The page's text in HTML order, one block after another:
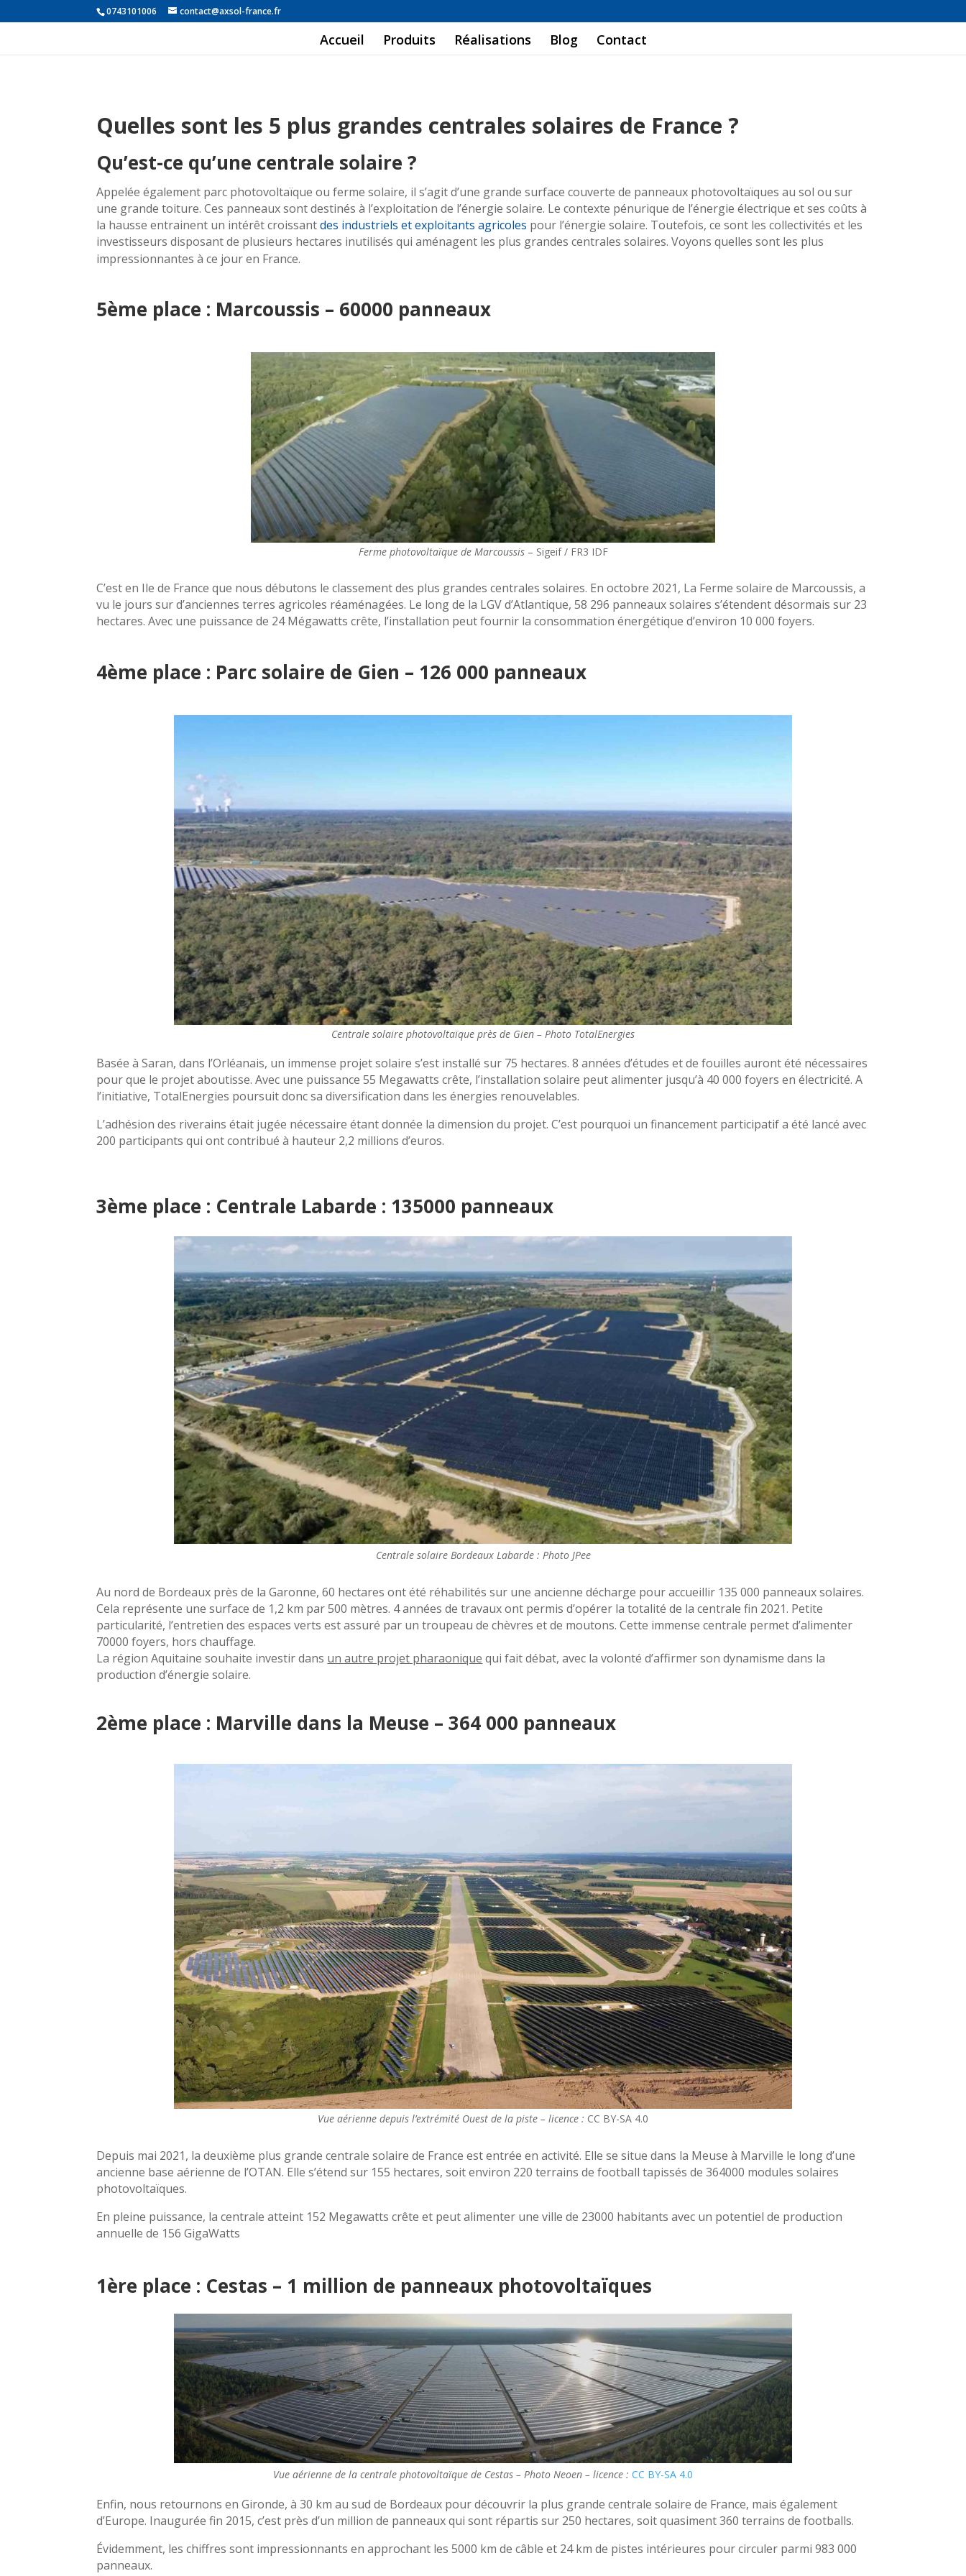
0743101006 contact@axsol-france.fr
Accueil Produits Réalisations Blog Contact
Quelles sont les 5 plus grandes centrales solaires de France ?
Qu’est-ce qu’une centrale solaire ?
Appelée également parc photovoltaïque ou ferme solaire, il s’agit d’une grande surface couverte de panneaux photovoltaïques au sol ou sur
une grande toiture. Ces panneaux sont destinés à l’exploitation de l’énergie solaire. Le contexte pénurique de l’énergie électrique et ses coûts à
la hausse entrainent un intérêt croissantdes industriels et exploitants agricoles pour l’énergie solaire. Toutefois, ce sont les collectivités et les
investisseurs disposant de plusieurs hectares inutilisés qui aménagent les plus grandes centrales solaires. Voyons quelles sont les plus
impressionnantes à ce jour en France.
5ème place : Marcoussis – 60000 panneaux
Ferme photovoltaïque de Marcoussis– Sigeif / FR3 IDF
C’est en Ile de France que nous débutons le classement des plus grandes centrales solaires. En octobre 2021, La Ferme solaire de Marcoussis, a
vu le jours sur d’anciennes terres agricoles réaménagées. Le long de la LGV d’Atlantique, 58 296 panneaux solaires s’étendent désormais sur 23
hectares. Avec une puissance de 24 Mégawatts crête, l’installation peut fournir la consommation énergétique d’environ 10 000 foyers.
4ème place : Parc solaire de Gien – 126 000 panneaux
Centrale solaire photovoltaïque près de Gien – Photo TotalEnergies
Basée à Saran, dans l’Orléanais, un immense projet solaire s’est installé sur 75 hectares. 8 années d’études et de fouilles auront été nécessaires
pour que le projet aboutisse. Avec une puissance 55 Megawatts crête, l’installation solaire peut alimenter jusqu’à 40 000 foyers en électricité. A
l’initiative, TotalEnergies poursuit donc sa diversification dans les énergies renouvelables.
L’adhésion des riverains était jugée nécessaire étant donnée la dimension du projet. C’est pourquoi un financement participatif a été lancé avec
200 participants qui ont contribué à hauteur 2,2 millions d’euros.
3ème place : Centrale Labarde : 135000 panneaux
Centrale solaire Bordeaux Labarde : Photo JPee
Au nord de Bordeaux près de la Garonne, 60 hectares ont été réhabilités sur une ancienne décharge pour accueillir 135 000 panneaux solaires.
Cela représente une surface de 1,2 km par 500 mètres. 4 années de travaux ont permis d’opérer la totalité de la centrale fin 2021. Petite
particularité, l’entretien des espaces verts est assuré par un troupeau de chèvres et de moutons. Cette immense centrale permet d’alimenter
70000 foyers, hors chauffage.
La région Aquitaine souhaite investir dans un autre projet pharaonique qui fait débat, avec la volonté d’affirmer son dynamisme dans la
production d’énergie solaire.
2ème place : Marville dans la Meuse – 364 000 panneaux
Vue aérienne depuis l’extrémité Ouest de la piste – licence : CC BY-SA 4.0
Depuis mai 2021, la deuxième plus grande centrale solaire de France est entrée en activité. Elle se situe dans la Meuse à Marville le long d’une
ancienne base aérienne de l’OTAN. Elle s’étend sur 155 hectares, soit environ 220 terrains de football tapissés de 364000 modules solaires
photovoltaïques.
En pleine puissance, la centrale atteint 152 Megawatts crête et peut alimenter une ville de 23000 habitants avec un potentiel de production
annuelle de 156 GigaWatts
1ère place : Cestas – 1 million de panneaux photovoltaïques
Vue aérienne de la centrale photovoltaïque de Cestas – Photo Neoen – licence : CC BY-SA 4.0
Enfin, nous retournons en Gironde, à 30 km au sud de Bordeaux pour découvrir la plus grande centrale solaire de France, mais également
d’Europe. Inaugurée fin 2015, c’est près d’un million de panneaux qui sont répartis sur 250 hectares, soit quasiment 360 terrains de footballs.
Évidemment, les chiffres sont impressionnants en approchant les 5000 km de câble et 24 km de pistes intérieures pour circuler parmi 983 000
panneaux.